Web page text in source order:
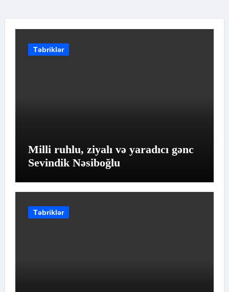
Təbriklər
Milli ruhlu, ziyalı və yaradıcı gənc
Sevindik Nəsiboğlu
Təbriklər